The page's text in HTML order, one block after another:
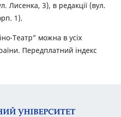
Лисенка, 3), в редакції (вул.
1).
Театр” можна в усіх
Передплатний індекс